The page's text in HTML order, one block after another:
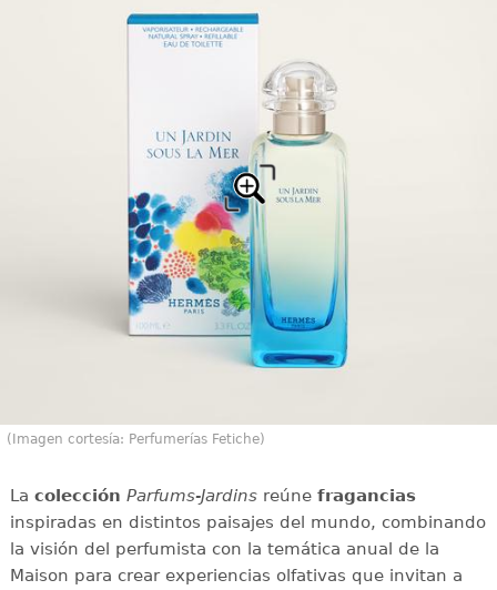
(Imagen cortesía: Perfumerías Fetiche)
La colección Parfums-Jardinsreúne fragancias
inspiradas en distintos paisajes del mundo, combinando
la visión del perfumista con la temática anual de la
Maison para crear experiencias olfativas que invitan a